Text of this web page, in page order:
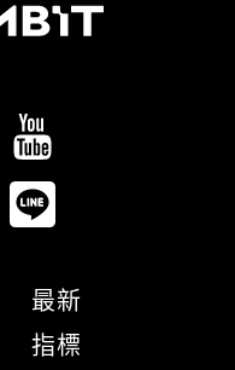
最新
指標